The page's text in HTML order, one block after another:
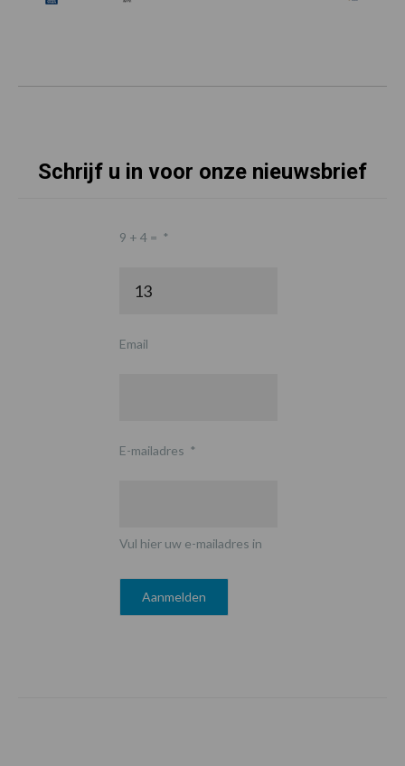
Schrijf u in voor onze nieuwsbrief
9 + 4 = *
Email
E-mailadres *
Vul hier uw e-mailadres in